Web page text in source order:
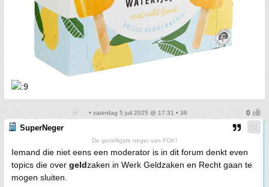
• zaterdag 5 juli 2025 @ 17:31 • 36
SuperNeger
De gezelligste neger van FOK!
Iemand die niet eens een moderator is in dit forum denkt even
topics die over geldzaken in Werk Geldzaken en Recht gaan te
mogen sluiten.